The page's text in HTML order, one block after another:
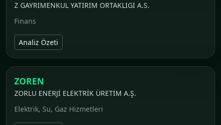
Z GAYRIMENKUL YATIRIM ORTAKLIGI A.S.
Finans
Analiz Özeti
ZOREN
ZORLU ENERJİ ELEKTRİK ÜRETİM A.Ş.
Elektrik, Su, Gaz Hizmetleri